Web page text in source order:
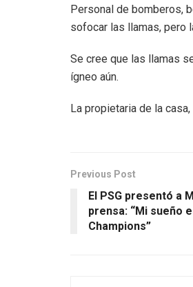
Personal de bomberos,
sofocar las llamas, pero
Se cree que las llamas
ígneo aún.
La propietaria de la
Previous Post
El PSG presentó a
prensa: “Mi sueño
Champions”